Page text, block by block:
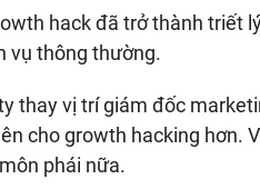
hack đã trở thành triết
vụ thông thường.
thay vị trí giám đốc
cho growth hacking hơn.
phái nữa.